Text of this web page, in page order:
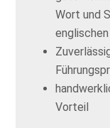
Wort und
Vorteil